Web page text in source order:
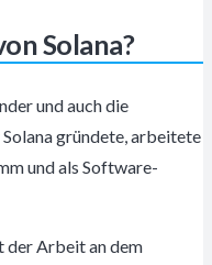
Solana?
und auch die
gründete, arbeitete
und als Software-
der Arbeit an dem